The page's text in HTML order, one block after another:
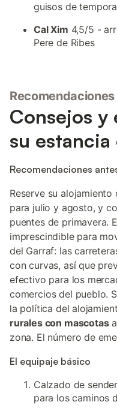
guisos de
Cal Xim 4,5/5 -
Pere de Ribes
Consejos y
su
Recomendaciones
Reserve su
para julio y agosto, y
puentes de primavera.
imprescindible para
del Garraf: las
con curvas, así que
efectivo para los
comercios del pueblo.
la política del
rurales con mascotas
zona. El número de
El equipaje básico
Calzado de
para los caminos